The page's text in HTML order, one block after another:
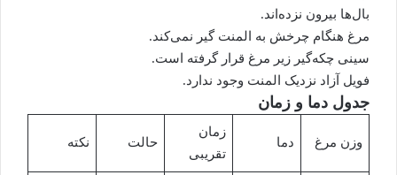
بال‌ها بیرون نزده‌اند.
مرغ هنگام چرخش به المنت گیر نمی‌کند.
سینی چکه‌گیر زیر مرغ قرار گرفته است.
فویل آزاد نزدیک المنت وجود ندارد.
جدول دما و زمان
وزن مرغ دما
زمان
تقریبی
حالت نکته